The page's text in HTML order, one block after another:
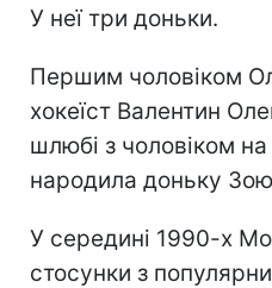
У неї три доньки.
Першим чоловіком
хокеїст Валентин
шлюбі з чоловіком
народила доньку
У середині 1990-х
стосунки з